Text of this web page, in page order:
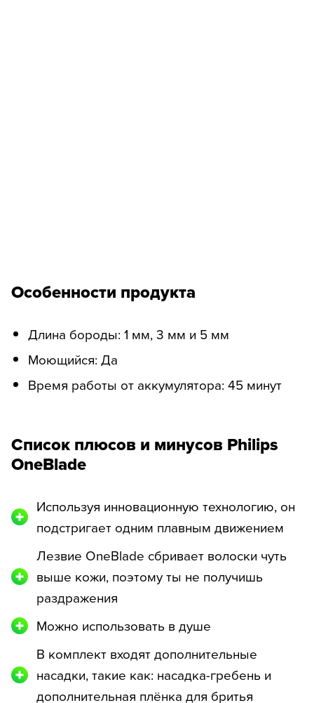
Особенности продукта
Длина бороды: 1 мм, 3 мм и 5 мм
Моющийся: Да
Время работы от аккумулятора: 45 минут
Список плюсов и минусов Philips
OneBlade
Используя инновационную технологию, он
подстригает одним плавным движением
Лезвие OneBlade сбривает волоски чуть
выше кожи, поэтому ты не получишь
раздражения
Можно использовать в душе
В комплект входят дополнительные
насадки, такие как: насадка-гребень и
дополнительная плёнка для бритья